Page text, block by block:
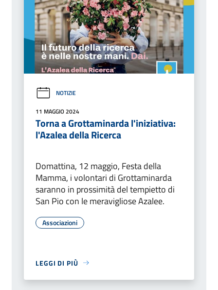
NOTIZIE
11 MAGGIO 2024
Torna a Grottaminarda l'iniziativa:
l'Azalea della Ricerca
Domattina, 12 maggio, Festa della
Mamma, i volontari di Grottaminarda
saranno in prossimità del tempietto di
San Pio con le meravigliose Azalee.
Associazioni
LEGGI DI PIÙ